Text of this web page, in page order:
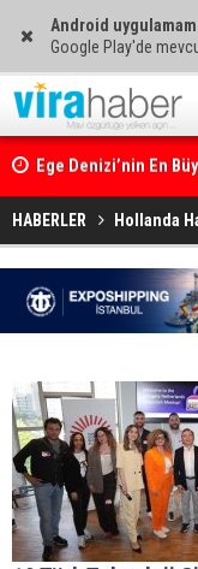
Android
Google Play'de
Ege Denizi’nin En
HABERLER Hollanda